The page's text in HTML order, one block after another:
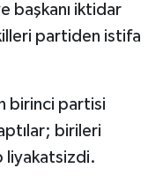
başkanı iktidar
partiden istifa
birinci partisi
birileri
liyakatsizdi.